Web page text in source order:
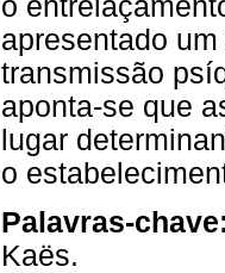
apresentado
transmissão
aponta-se que
lugar
o
Palavras-chave:
Kaës.